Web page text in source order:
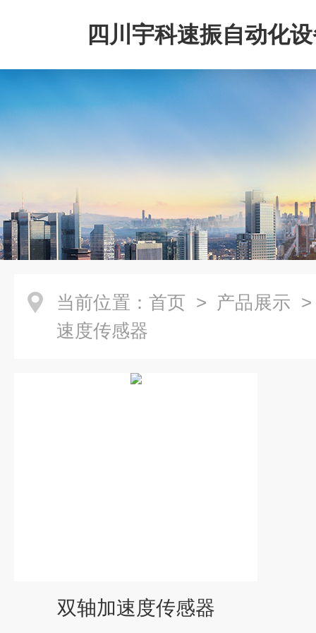
四川宇科速振自动化
公司
当前位置： 首页 > 产品展示
速度传感器
双轴加速度传感器